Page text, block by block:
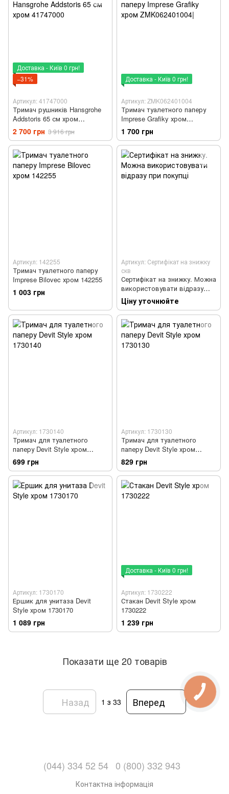
Доставка - Київ 0 грн!
−31%
Артикул: 41747000
Тримач рушників Hansgrohe
Addstoris 65 см хром
41747000
2 700 грн 3 916 грн
Доставка - Київ 0 грн!
Артикул: ZMK062401004
Тримач туалетного паперу
Imprese Grafiky хром
ZMK062401004|
1 700 грн
Артикул: 142255
Тримач туалетного паперу
Imprese Bilovec хром 142255
1 003 грн
Артикул: Сертифікат на знижку
скв
Сертифікат на знижку. Можна
використовувати відразу
при покупці
Ціну уточнюйте
Артикул: 1730140
Тримач для туалетного
паперу Devit Style хром
1730140
699 грн
Артикул: 1730130
Тримач для туалетного
паперу Devit Style хром
1730130
829 грн
Артикул: 1730170
Ершик для унитаза Devit
Style хром 1730170
1 089 грн
Доставка - Київ 0 грн!
Артикул: 1730222
Стакан Devit Style хром
1730222
1 239 грн
Показати ще 20 товарів
Назад 1 з 33 Вперед
(044) 334 52 54 0 (800) 332 943
Контактна інформація